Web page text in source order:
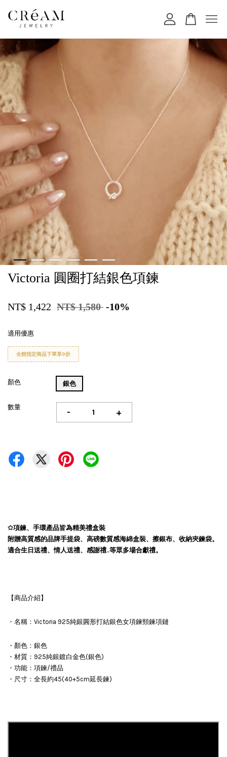
Victoria 圓圈打結銀色項鍊
NT$ 1,422 NT$ 1,580 -10%
適用優惠
全館指定商品下單享9折
顏色 銀色
數量 - +
✩項鍊、手環產品皆為精美禮盒裝
附贈高質感的品牌手提袋、高磅數質感海綿盒裝、擦銀布、收納夾鍊袋。
適合生日送禮、情人送禮、感謝禮..等眾多場合獻禮。
【商品介紹】
・名稱：Victoria 925純銀圓形打結銀色女項鍊頸鍊項鏈
・顏色：銀色
・材質：925純銀鍍白金色(銀色)
・功能：項鍊/禮品
・尺寸：全長約45(40+5cm延長鍊)
您的購物車目前還是空的。